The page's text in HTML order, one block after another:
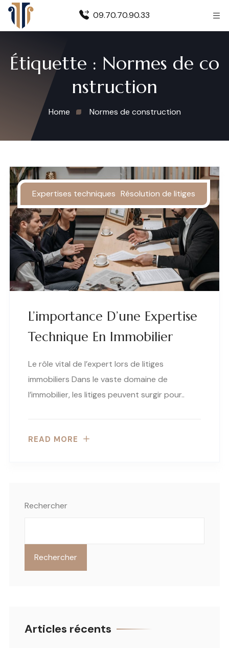
09.70.70.90.33
Étiquette : Normes de co
nstruction
Home Normes de construction
L’importance D’une Expertise
Technique En Immobilier
Expertises techniques Résolution de litiges
Le rôle vital de l’expert lors de litiges
immobiliers Dans le vaste domaine de
l’immobilier, les litiges peuvent surgir pour..
READ MORE
Rechercher
Rechercher
Articles récents